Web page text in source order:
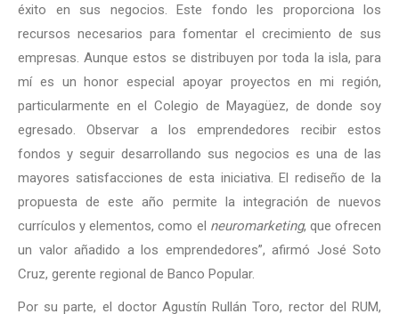
éxito en sus negocios. Este fondo les proporciona los
recursos necesarios para fomentar el crecimiento de sus
empresas. Aunque estos se distribuyen por toda la isla, para
mí es un honor especial apoyar proyectos en mi región,
particularmente en el Colegio de Mayagüez, de donde soy
egresado. Observar a los emprendedores recibir estos
fondos y seguir desarrollando sus negocios es una de las
mayores satisfacciones de esta iniciativa. El rediseño de la
propuesta de este año permite la integración de nuevos
currículos y elementos, como el neuromarketing, que ofrecen
un valor añadido a los emprendedores”, afirmó José Soto
Cruz, gerente regional de Banco Popular.
Por su parte, el doctor Agustín Rullán Toro, rector del RUM,